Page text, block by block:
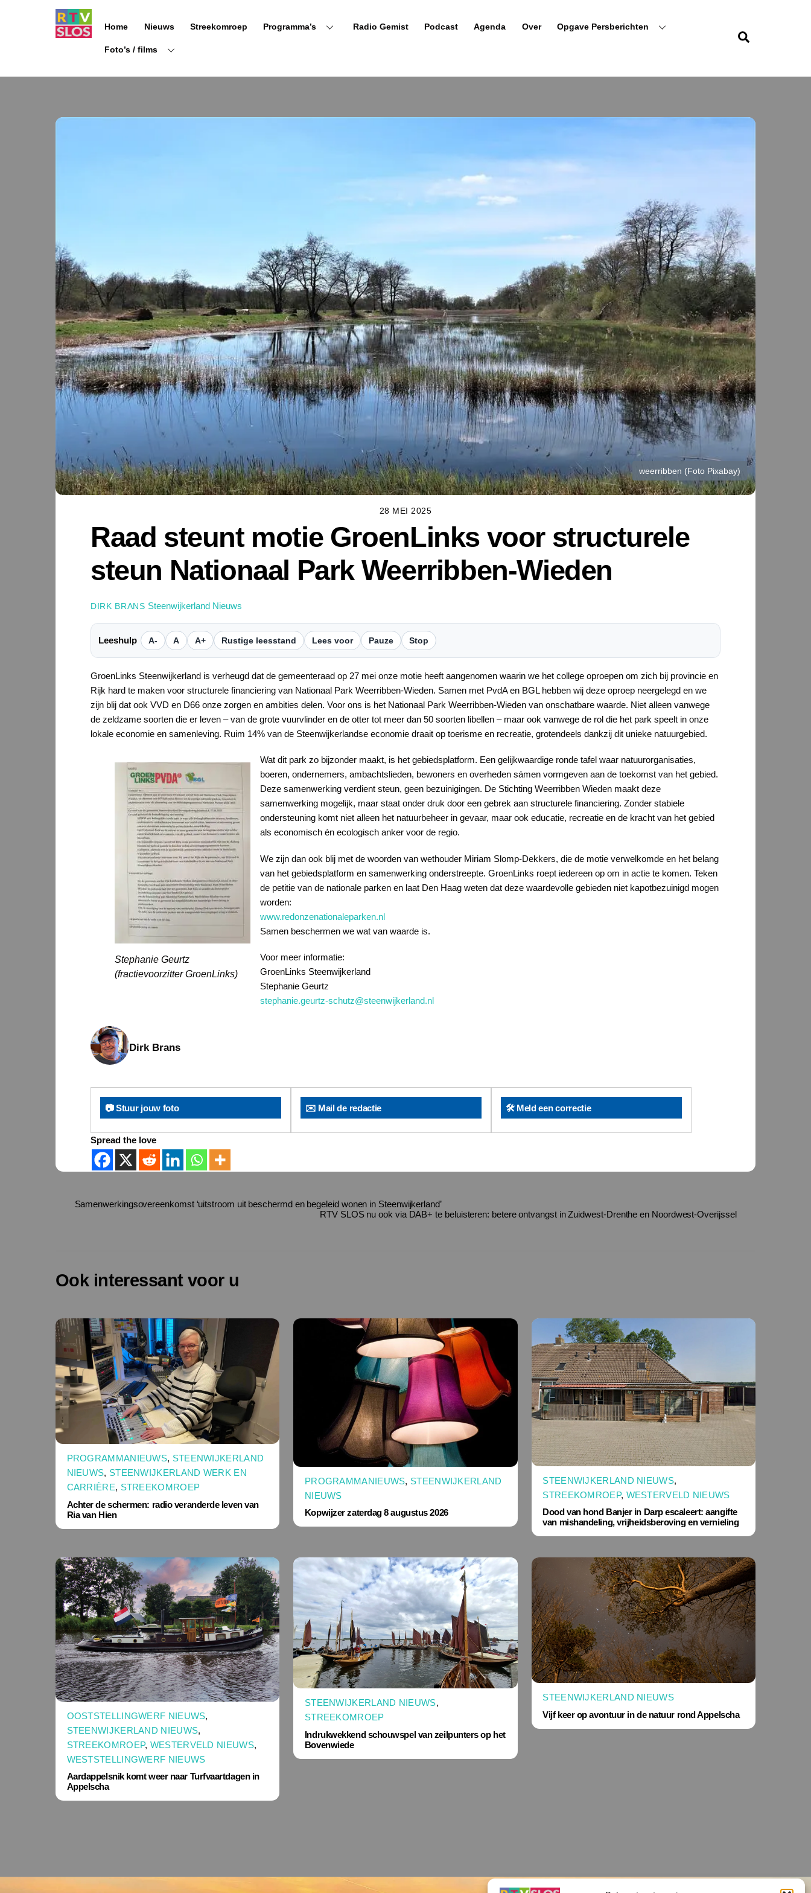
Home Nieuws Streekomroep Programma’s Radio Gemist Podcast Agenda Over Opgave Persberichten
Foto’s / films
weerribben (Foto Pixabay)
28 MEI 2025
Raad steunt motie GroenLinks voor structurele
steun Nationaal Park Weerribben-Wieden
DIRK BRANS Steenwijkerland Nieuws
Leeshulp A- A A+ Rustige leesstand Lees voor Pauze Stop
GroenLinks Steenwijkerland is verheugd dat de gemeenteraad op 27 mei onze motie heeft aangenomen waarin we het college oproepen om zich bij provincie en
Rijk hard te maken voor structurele financiering van Nationaal Park Weerribben-Wieden. Samen met PvdA en BGL hebben wij deze oproep neergelegd en we
zijn blij dat ook VVD en D66 onze zorgen en ambities delen. Voor ons is het Nationaal Park Weerribben-Wieden van onschatbare waarde. Niet alleen vanwege
de zeldzame soorten die er leven – van de grote vuurvlinder en de otter tot meer dan 50 soorten libellen – maar ook vanwege de rol die het park speelt in onze
lokale economie en samenleving. Ruim 14% van de Steenwijkerlandse economie draait op toerisme en recreatie, grotendeels dankzij dit unieke natuurgebied.
Stephanie Geurtz
(fractievoorzitter GroenLinks)
Wat dit park zo bijzonder maakt, is het gebiedsplatform. Een gelijkwaardige ronde tafel waar natuurorganisaties,
boeren, ondernemers, ambachtslieden, bewoners en overheden sámen vormgeven aan de toekomst van het gebied.
Deze samenwerking verdient steun, geen bezuinigingen. De Stichting Weerribben Wieden maakt deze
samenwerking mogelijk, maar staat onder druk door een gebrek aan structurele financiering. Zonder stabiele
ondersteuning komt niet alleen het natuurbeheer in gevaar, maar ook educatie, recreatie en de kracht van het gebied
als economisch én ecologisch anker voor de regio.
We zijn dan ook blij met de woorden van wethouder Miriam Slomp-Dekkers, die de motie verwelkomde en het belang
van het gebiedsplatform en samenwerking onderstreepte. GroenLinks roept iedereen op om in actie te komen. Teken
de petitie van de nationale parken en laat Den Haag weten dat deze waardevolle gebieden niet kapotbezuinigd mogen
worden:
www.redonzenationaleparken.nl
Samen beschermen we wat van waarde is.
Voor meer informatie:
GroenLinks Steenwijkerland
Stephanie Geurtz
stephanie.geurtz-schutz@steenwijkerland.nl
Dirk Brans
📷 Stuur jouw foto ✉️ Mail de redactie 🛠️ Meld een correctie
Spread the love
Samenwerkingsovereenkomst ‘uitstroom uit beschermd en begeleid wonen in Steenwijkerland’
RTV SLOS nu ook via DAB+ te beluisteren: betere ontvangst in Zuidwest-Drenthe en Noordwest-Overijssel
Ook interessant voor u
PROGRAMMANIEUWS, STEENWIJKERLAND
NIEUWS, STEENWIJKERLAND WERK EN
CARRIÈRE, STREEKOMROEP
Achter de schermen: radio veranderde leven van
Ria van Hien
PROGRAMMANIEUWS, STEENWIJKERLAND
NIEUWS
Kopwijzer zaterdag 8 augustus 2026
STEENWIJKERLAND NIEUWS,
STREEKOMROEP, WESTERVELD NIEUWS
Dood van hond Banjer in Darp escaleert: aangifte
van mishandeling, vrijheidsberoving en vernieling
OOSTSTELLINGWERF NIEUWS,
STEENWIJKERLAND NIEUWS,
STREEKOMROEP, WESTERVELD NIEUWS,
WESTSTELLINGWERF NIEUWS
Aardappelsnik komt weer naar Turfvaartdagen in
Appelscha
STEENWIJKERLAND NIEUWS,
STREEKOMROEP
Indrukwekkend schouwspel van zeilpunters op het
Bovenwiede
STEENWIJKERLAND NIEUWS
Vijf keer op avontuur in de natuur rond Appelscha